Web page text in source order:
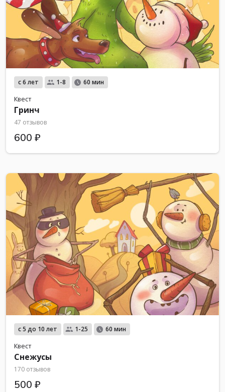
с 6 лет 1-8 60 мин
Квест
Гринч
47 отзывов
600 ₽
с 5 до 10 лет 1-25 60 мин
Квест
Снежусы
170 отзывов
500 ₽